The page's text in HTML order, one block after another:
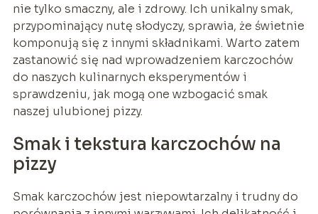
nie tylko smaczny, ale i zdrowy. Ich unikalny smak,
przypominający nutę słodyczy, sprawia, że świetnie
komponują się z innymi składnikami. Warto zatem
zastanowić się nad wprowadzeniem karczochów
do naszych kulinarnych eksperymentów i
sprawdzeniu, jak mogą one wzbogacić smak
naszej ulubionej pizzy.
Smak i tekstura karczochów na
pizzy
Smak karczochów jest niepowtarzalny i trudny do